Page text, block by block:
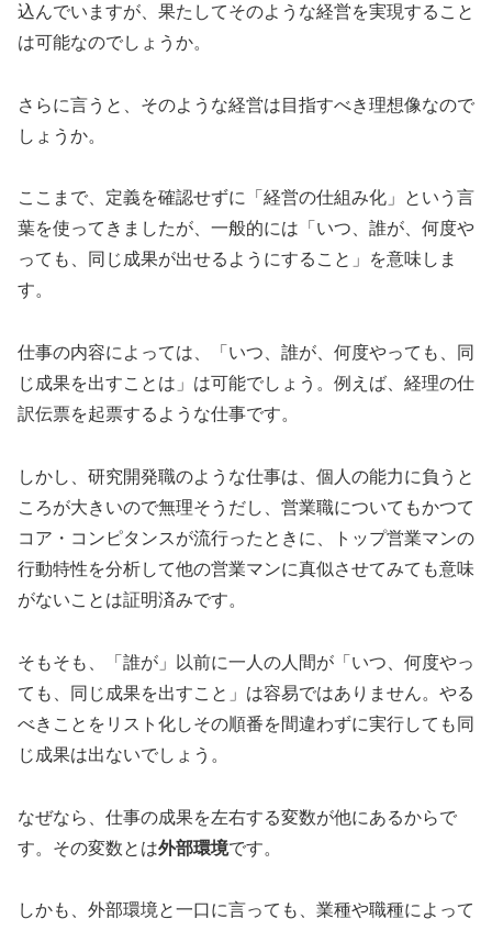
込んでいますが、果たしてそのような経営を実現すること
は可能なのでしょうか。
さらに言うと、そのような経営は目指すべき理想像なので
しょうか。
ここまで、定義を確認せずに「経営の仕組み化」という言
葉を使ってきましたが、一般的には「いつ、誰が、何度や
っても、同じ成果が出せるようにすること」を意味しま
す。
仕事の内容によっては、「いつ、誰が、何度やっても、同
じ成果を出すことは」は可能でしょう。例えば、経理の仕
訳伝票を起票するような仕事です。
しかし、研究開発職のような仕事は、個人の能力に負うと
ころが大きいので無理そうだし、営業職についてもかつて
コア・コンピタンスが流行ったときに、トップ営業マンの
行動特性を分析して他の営業マンに真似させてみても意味
がないことは証明済みです。
そもそも、「誰が」以前に一人の人間が「いつ、何度やっ
ても、同じ成果を出すこと」は容易ではありません。やる
べきことをリスト化しその順番を間違わずに実行しても同
じ成果は出ないでしょう。
なぜなら、仕事の成果を左右する変数が他にあるからで
す。その変数とは外部環境です。
しかも、外部環境と一口に言っても、業種や職種によって